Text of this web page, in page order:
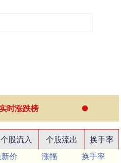
时涨跌榜
个股流入 个股流出
换手率
价 涨幅
换手率